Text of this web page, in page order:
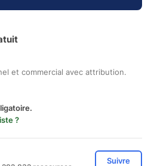
et commercial avec attribution.
?
Suivre